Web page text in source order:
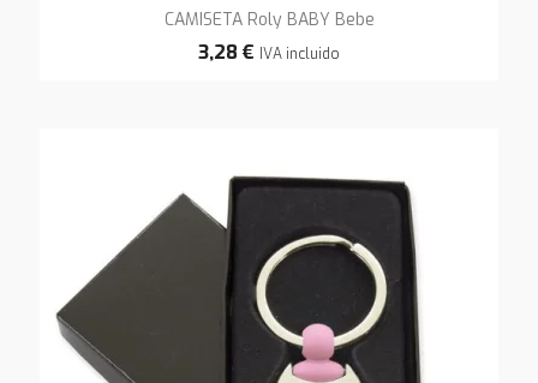
CAMISETA Roly BABY Bebe
3,28 € IVA incluido